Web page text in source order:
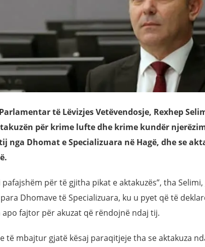
të Lëvizjes Vetëvendosje, Rexhep
për krime lufte dhe krime kundër
nga Dhomat e Specializuara në Hagë, dhe se
për të gjitha pikat e aktakuzës”, tha
Dhomave të Specializuara, ku u pyet që të
fajtor për akuzat që rëndojnë ndaj tij.
të mbajtur gjatë kësaj paraqitjeje tha se aktakuza